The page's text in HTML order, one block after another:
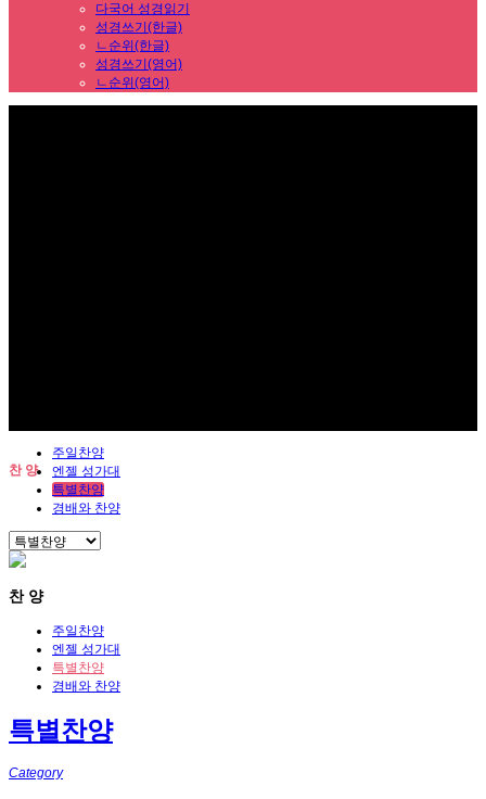
다국어 성경읽기
성경쓰기(한글)
ㄴ순위(한글)
성경쓰기(영어)
ㄴ순위(영어)
찬 양
주일찬양
엔젤 성가대
특별찬양
경배와 찬양
찬 양
주일찬양
엔젤 성가대
특별찬양
경배와 찬양
특별찬양
Category